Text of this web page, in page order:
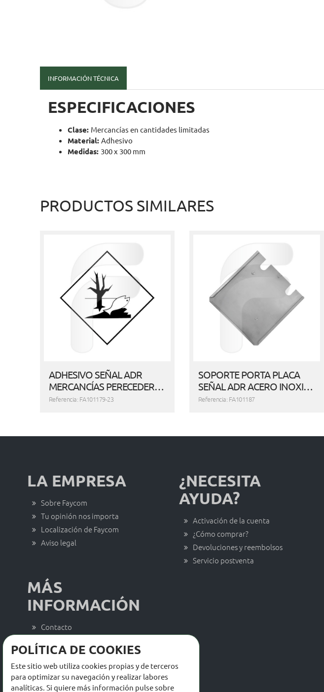
INFORMACIÓN TÉCNICA
ESPECIFICACIONES
Clase: Mercancías en cantidades limitadas
Material: Adhesivo
Medidas: 300 x 300 mm
PRODUCTOS SIMILARES
ADHESIVO SEÑAL ADR
MERCANCÍAS PERECEDER…
Referencia: FA101179-23
SOPORTE PORTA PLACA
SEÑAL ADR ACERO INOXI…
Referencia: FA101187
LA EMPRESA
Sobre Faycom
Tu opinión nos importa
Localización de Faycom
Aviso legal
¿NECESITA
AYUDA?
Activación de la cuenta
¿Cómo comprar?
Devoluciones y reembolsos
Servicio postventa
MÁS
INFORMACIÓN
Contacto
Actualidad Faycom
Catálogos y descargas
POLÍTICA DE COOKIES
Este sitio web utiliza cookies propias y de terceros
para optimizar su navegación y realizar labores
analíticas. Si quiere más información pulse sobre